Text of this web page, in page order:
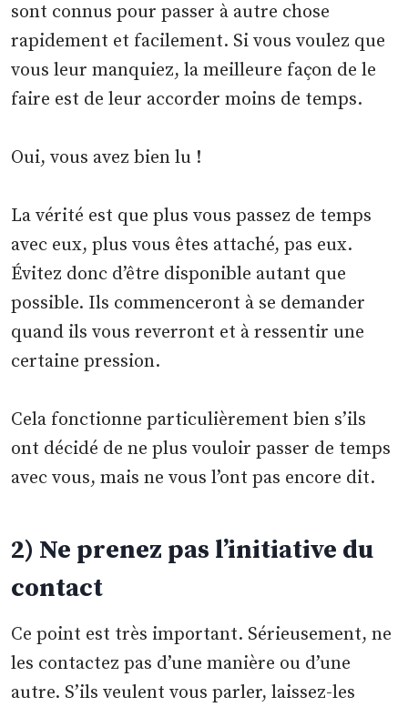
sont connus pour passer à autre chose
rapidement et facilement. Si vous voulez que
vous leur manquiez, la meilleure façon de le
faire est de leur accorder moins de temps.
Oui, vous avez bien lu !
La vérité est que plus vous passez de temps
avec eux, plus vous êtes attaché, pas eux.
Évitez donc d’être disponible autant que
possible. Ils commenceront à se demander
quand ils vous reverront et à ressentir une
certaine pression.
Cela fonctionne particulièrement bien s’ils
ont décidé de ne plus vouloir passer de temps
avec vous, mais ne vous l’ont pas encore dit.
2) Ne prenez pas l’initiative du
contact
Ce point est très important. Sérieusement, ne
les contactez pas d’une manière ou d’une
autre. S’ils veulent vous parler, laissez-les